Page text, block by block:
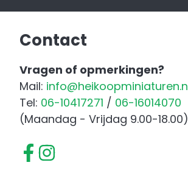
Contact
Vragen of opmerkingen?
Mail:
Tel: 06-10417271 / 06-16014070
(Maandag - Vrijdag 9.00-18.00)